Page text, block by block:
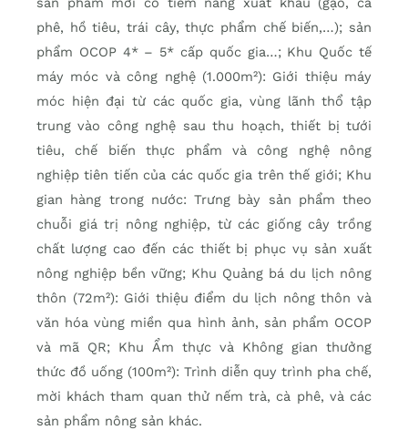
phê, hồ tiêu, trái cây, thực phẩm chế biến,…); sản
phẩm OCOP 4* – 5* cấp quốc gia…; Khu Quốc tế
máy móc và công nghệ (1.000m²): Giới thiệu máy
móc hiện đại từ các quốc gia, vùng lãnh thổ tập
trung vào công nghệ sau thu hoạch, thiết bị tưới
tiêu, chế biến thực phẩm và công nghệ nông
nghiệp tiên tiến của các quốc gia trên thế giới; Khu
gian hàng trong nước: Trưng bày sản phẩm theo
chuỗi giá trị nông nghiệp, từ các giống cây trồng
chất lượng cao đến các thiết bị phục vụ sản xuất
nông nghiệp bền vững; Khu Quảng bá du lịch nông
thôn (72m²): Giới thiệu điểm du lịch nông thôn và
văn hóa vùng miền qua hình ảnh, sản phẩm OCOP
và mã QR; Khu Ẩm thực và Không gian thưởng
thức đồ uống (100m²): Trình diễn quy trình pha chế,
mời khách tham quan thử nếm trà, cà phê, và các
sản phẩm nông sản khác.